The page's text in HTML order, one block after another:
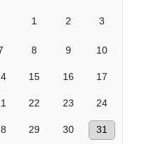
1 2 3
8 9 10
15 16 17
22 23 24
29 30 31